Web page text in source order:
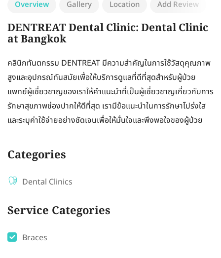
Overview Gallery Location Add Review
DENTREAT Dental Clinic: Dental Clinic
at Bangkok
คลินิกทันตกรรม DENTREAT มีความสำคัญในการใช้วัสดุคุณภาพ
สูงและอุปกรณ์ทันสมัยเพื่อให้บริการดูแลที่ดีที่สุดสำหรับผู้ป่วย
แพทย์ผู้เชี่ยวชาญของเราให้คำแนะนำที่เป็นผู้เชี่ยวชาญเกี่ยวกับการ
รักษาสุขภาพช่องปากให้ดีที่สุด เรามีข้อแนะนำในการรักษาโปร่งใส
และระบุค่าใช้จ่ายอย่างชัดเจนเพื่อให้มั่นใจและพึงพอใจของผู้ป่วย
Categories
Dental Clinics
Service Categories
Braces